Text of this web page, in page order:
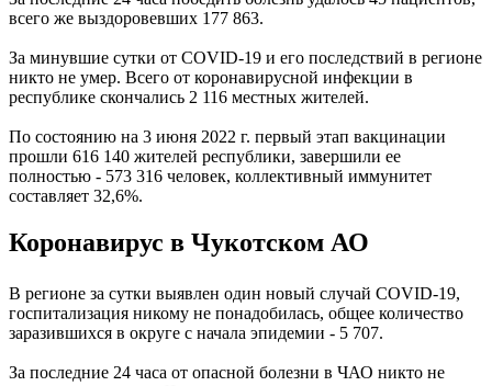
всего же выздоровевших 177 863.
За минувшие сутки от COVID-19 и его последствий в регионе
никто не умер. Всего от коронавирусной инфекции в
республике скончались 2 116 местных жителей.
По состоянию на 3 июня 2022 г. первый этап вакцинации
прошли 616 140 жителей республики, завершили ее
полностью - 573 316 человек, коллективный иммунитет
составляет 32,6%.
Коронавирус в Чукотском АО
В регионе за сутки выявлен один новый случай COVID-19,
госпитализация никому не понадобилась, общее количество
заразившихся в округе с начала эпидемии - 5 707.
За последние 24 часа от опасной болезни в ЧАО никто не